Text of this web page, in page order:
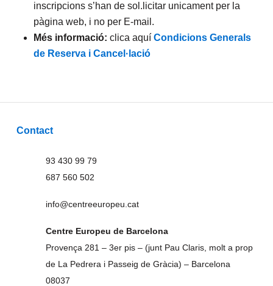
inscripcions s’han de sol.licitar unicament per la
pàgina web, i no per E-mail.
Més informació: clica aquí Condicions Generals
de Reserva i Cancel·lació
Contact
93 430 99 79
687 560 502
info@centreeuropeu.cat
Centre Europeu de Barcelona
Provença 281 – 3er pis – (junt Pau Claris, molt a prop
de La Pedrera i Passeig de Gràcia) – Barcelona
08037